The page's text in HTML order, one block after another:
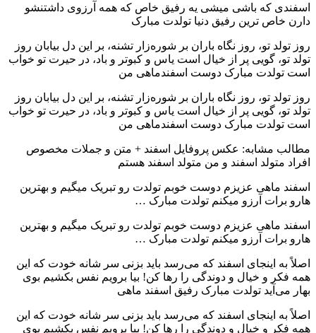
اسفندی که باشی میشی یه رفیق خاص که همه آرزوی داشتنشو
دارن خاص ترین رفیق دنیا تولدت مبارک
روز تولد تو، روز نگاه باران بر شوره‌زار تشنه، بر این دل بیابان روز
تولد تو، گویی پر از خیال است یاس و کبوتر و باد، در حیرت تو خواب
است تولدت مبارک دوست اسفندماهی من
روز تولد تو، روز نگاه باران بر شوره‌زار تشنه، بر این دل بیابان روز
تولد تو، گویی پر از خیال است یاس و کبوتر و باد، در حیرت تو خواب
است تولدت مبارک دوست اسفندماهی من
مطالب مشابه: عکس پروفایل اسفند + متن و جملات مخصوص
افراد متولد اسفند و من متولد اسفند هستم
اسفند ماهی عزیزم دوست خوبم تولدت رو تبریک میگیم و بهترین
هارو برات آرزو میکنم تولدت مبارک …
اسفند ماهی عزیزم دوست خوبم تولدت رو تبریک میگیم و بهترین
هارو برات آرزو میکنم تولدت مبارک …
اصلاً به اینجای اسفند که می‌رسد باید بزنی سر شانه خودت که این
همه فکر و خیال و دوندگی را رها کن! بیا برویم نفس بکشیم بوی
بهار می‌آید تولدت مبارک رفیق اسفند ماهی
اصلاً به اینجای اسفند که می‌رسد باید بزنی سر شانه خودت که این
همه فکر و خیال و دوندگی را رها کن! بیا برویم نفس بکشیم بوی